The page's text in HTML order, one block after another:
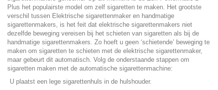
Plus het populairste model om zelf sigaretten te maken. Het grootste
verschil tussen Elektrische sigarettenmaker en handmatige
sigarettenmakers, is het feit dat elektrische sigarettenmakers niet
dezelfde beweging vereisen bij het schieten van sigaretten als bij de
handmatige sigarettenmakers. Zo hoeft u geen ‘schietende’ beweging te
maken om sigaretten te schieten met de elektrische sigarettenmaker,
maar gebeurt dit automatisch. Volg de onderstaande stappen om
sigaretten maken met de automatische sigarettenmachine:
U plaatst een lege sigarettenhuls in de hulshouder.